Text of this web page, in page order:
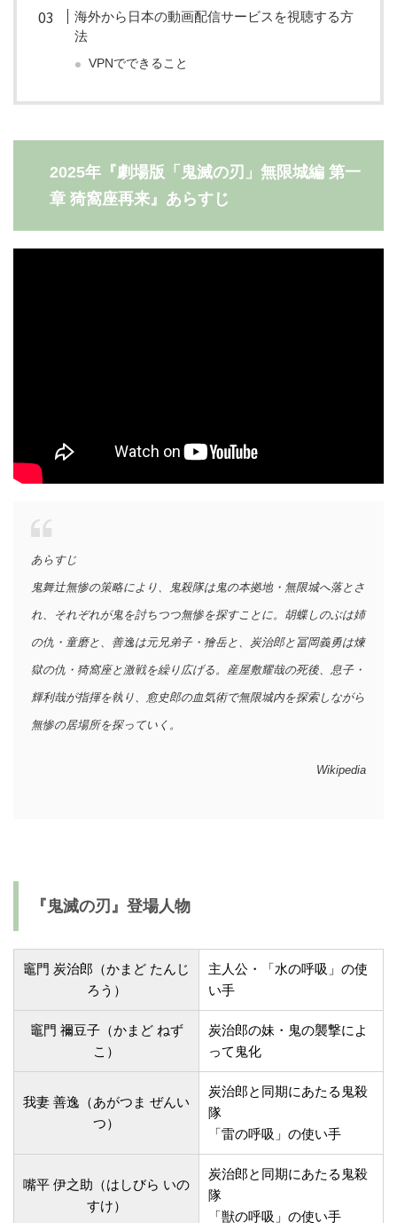
海外から日本の動画配信サービスを視聴する方
法
VPNでできること
2025年『劇場版「鬼滅の刃」無限城編 第一
章 猗窩座再来』あらすじ
あらすじ
鬼舞辻無惨の策略により、鬼殺隊は鬼の本拠地・無限城へ落とさ
れ、それぞれが鬼を討ちつつ無惨を探すことに。胡蝶しのぶは姉
の仇・童磨と、善逸は元兄弟子・獪岳と、炭治郎と冨岡義勇は煉
獄の仇・猗窩座と激戦を繰り広げる。産屋敷耀哉の死後、息子・
輝利哉が指揮を執り、愈史郎の血気術で無限城内を探索しながら
無惨の居場所を探っていく。
Wikipedia
『鬼滅の刃』登場人物
竈門 炭治郎（かまど たんじ
ろう）
主人公・「水の呼吸」の使
い手
竈門 禰豆子（かまど ねず
こ）
炭治郎の妹・鬼の襲撃によ
って鬼化
我妻 善逸（あがつま ぜんい
つ）
炭治郎と同期にあたる鬼殺
隊
「雷の呼吸」の使い手
嘴平 伊之助（はしびら いの
すけ）
炭治郎と同期にあたる鬼殺
隊
「獣の呼吸」の使い手